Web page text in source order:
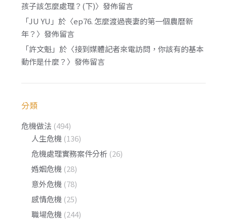
孩子該怎麼處理？(下)〉發佈留言
「JU YU 」於〈ep76. 怎麼渡過喪妻的第一個農曆新
年？ 〉發佈留言
「許文魁」於〈接到媒體記者來電訪問，你該有的基本
動作是什麼？ 〉發佈留言
分類
危機做法 (494)
人生危機 (136)
危機處理實務案件分析 (26)
婚姻危機 (28)
意外危機 (78)
感情危機 (25)
職場危機 (244)